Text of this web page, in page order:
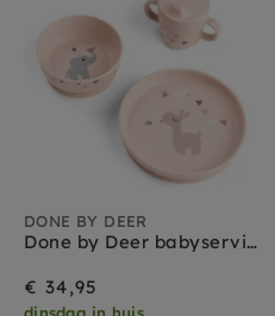
DONE BY DEER
Done by Deer babyservies set celebration powder
€ 34,95